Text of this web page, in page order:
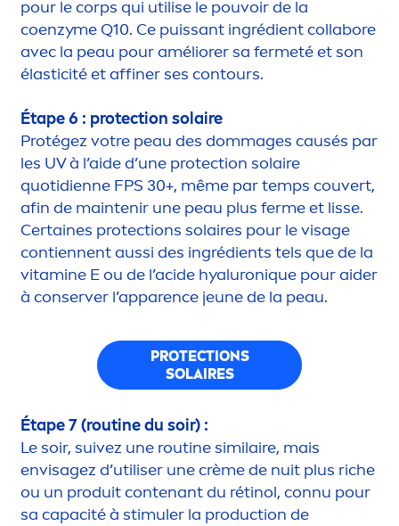
pour le corps qui utilise le pouvoir de la
coenzyme Q10. Ce puissant ingrédient collabore
avec la peau pour améliorer sa fermeté et son
élasticité et affiner ses contours.
Étape 6 : protection solaire
Protégez votre peau des dommages causés par
les UV à l’aide d’une protection solaire
quotidienne FPS 30+, même par temps couvert,
afin de maintenir une peau plus ferme et lisse.
Certaines protections solaires pour le visage
contiennent aussi des ingrédients tels que de la
vitamine E ou de l’acide hyaluronique pour aider
à conserver l’apparence jeune de la peau.
PROTECTIONS
SOLAIRES
Étape 7 (routine du soir) :
Le soir, suivez une routine similaire, mais
envisagez d’utiliser une crème de nuit plus riche
ou un produit contenant du rétinol, connu pour
sa capacité à stimuler la production de